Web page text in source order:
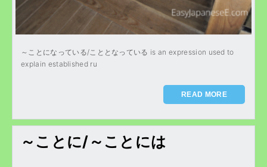
～ことになっている/こととなっている is an expression used to
explain established ru
READ MORE
～ことに/～ことには